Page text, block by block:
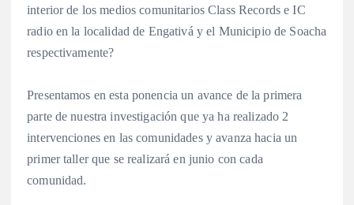
interior de los medios comunitarios Class Records e IC
radio en la localidad de Engativá y el Municipio de Soacha
respectivamente?
Presentamos en esta ponencia un avance de la primera
parte de nuestra investigación que ya ha realizado 2
intervenciones en las comunidades y avanza hacia un
primer taller que se realizará en junio con cada
comunidad.